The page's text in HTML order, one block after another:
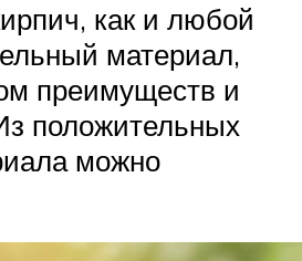
как и любой
материал,
преимуществ и
положительных
можно